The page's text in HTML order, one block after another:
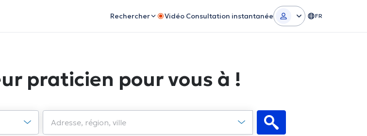
Rechercher Vidéo Consultation instantanée FR
praticien pour vous à !